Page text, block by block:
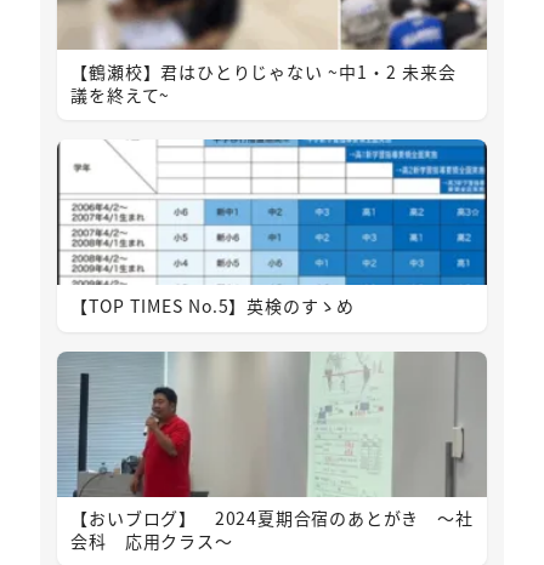
【鶴瀬校】君はひとりじゃない ~中1・2 未来会
議を終えて~
【TOP TIMES No.5】英検のすゝめ
【おいブログ】 2024夏期合宿のあとがき ～社
会科 応用クラス～